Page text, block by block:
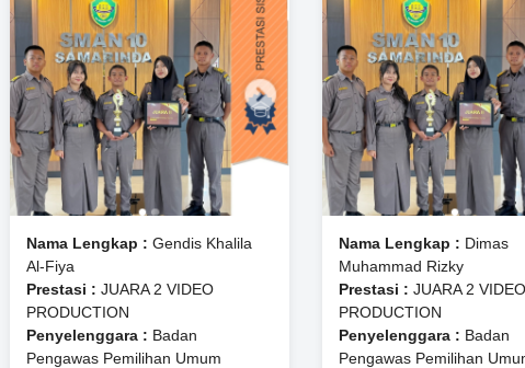
Nama Lengkap : Gendis Khalila
Al-Fiya
Prestasi : JUARA 2 VIDEO
PRODUCTION
Penyelenggara : Badan
Pengawas Pemilihan Umum
Nama Lengkap : ⁠Dimas
Muhammad Rizky
Prestasi : JUARA 2 VIDEO
PRODUCTION
Penyelenggara : Badan
Pengawas Pemilihan